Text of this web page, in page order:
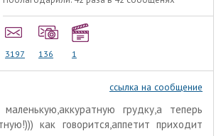
3197 136 1
ссылка на сообщение
грудку,а теперь
как говорится,аппетит приходит